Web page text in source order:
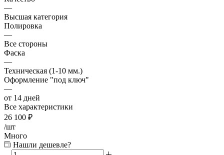
—
Высшая категория
Полировка
—
Все стороны
Фаска
—
Техническая (1-10 мм.)
Оформление "под ключ"
—
от 14 дней
Все характеристики
26 100 ₽
/шт
Много
Нашли дешевле?